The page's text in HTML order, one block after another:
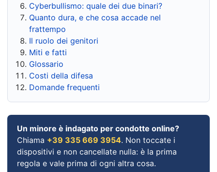
Cyberbullismo: quale dei due binari?
Quanto dura, e che cosa accade nel
frattempo
Il ruolo dei genitori
Miti e fatti
Glossario
Costi della difesa
Domande frequenti
Un minore è indagato per condotte online?
Chiama +39 335 669 3954. Non toccate i
dispositivi e non cancellate nulla: è la prima
regola e vale prima di ogni altra cosa.